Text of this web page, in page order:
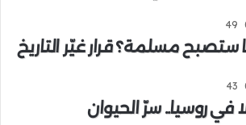
49
مسلمة؟ قرار غيّر التاريخ
43
في روسيا.. سرّ الحيوان